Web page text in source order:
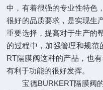
中，有着很强的专业性特色
很好的品质要求，是实现生
重要选择，提高对于生产的
的过程中，加强管理和规范
RT隔膜阀这种的产品，也
有利于功能的很好发挥。
宝德BURKERT隔膜阀的